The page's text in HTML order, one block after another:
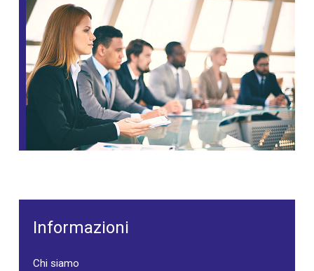
Informazioni
Chi siamo